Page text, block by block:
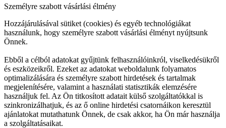
Személyre szabott vásárlási élmény
Hozzájárulásával sütiket (cookies) és egyéb technológiákat
használunk, hogy személyre szabott vásárlási élményt nyújtsunk
Önnek.
Ebből a célból adatokat gyűjtünk felhasználóinkról, viselkedésükről
és eszközeikről. Ezeket az adatokat weboldalunk folyamatos
optimalizálására és személyre szabott hirdetések és tartalmak
megjelenítésére, valamint a használati statisztikák elemzésére
használjuk fel. Az Ön titkosított adatait külső szolgáltatókkal is
szinkronizálhatjuk, és az ő online hirdetési csatornáikon keresztül
ajánlatokat mutathatunk Önnek, de csak akkor, ha Ön már használja
a szolgáltatásaikat.